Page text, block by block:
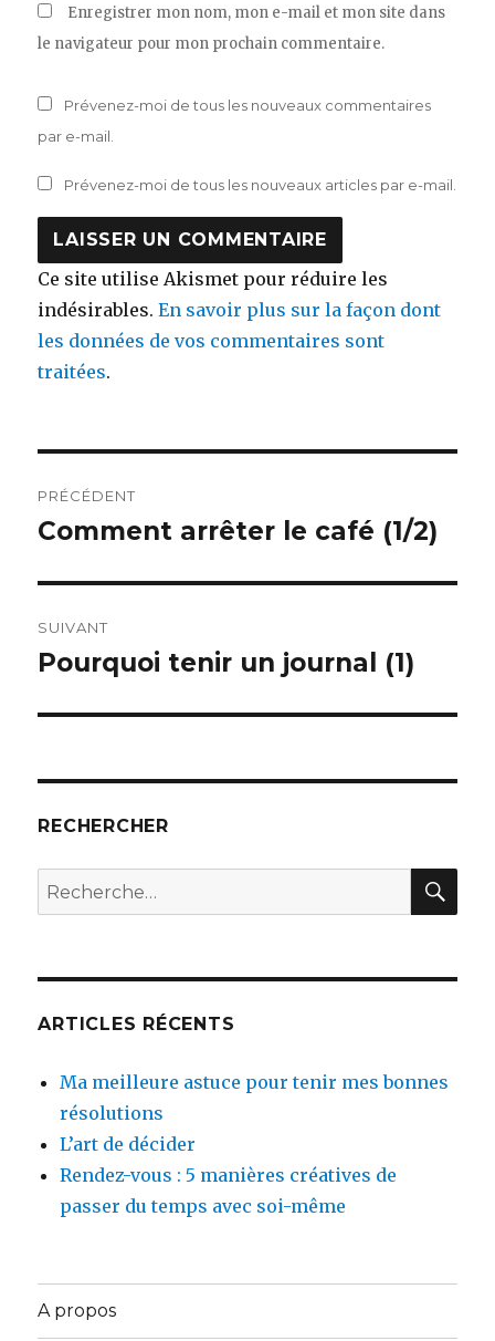
Enregistrer mon nom, mon e-mail et mon site dans
le navigateur pour mon prochain commentaire.
Prévenez-moi de tous les nouveaux commentaires
par e-mail.
Prévenez-moi de tous les nouveaux articles par e-mail.
Ce site utilise Akismet pour réduire les
indésirables.En savoir plus sur la façon dont
les données de vos commentaires sont
traitées.
de
PRÉCÉDENT
Publication
Comment arrêter le café (1/2)
SUIVANT
Publication
Pourquoi tenir un journal (1)
RECHERCHER
Recherche
pour :
ARTICLES RÉCENTS
Ma meilleure astuce pour tenir mes bonnes
résolutions
L’art de décider
Rendez-vous : 5 manières créatives de
passer du temps avec soi-même
A propos